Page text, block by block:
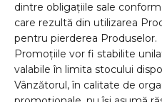
dintre obligațiile sale
care rezultă din utilizarea
pentru pierderea Produselor.
Promoțiile vor fi stabilite
valabile în limita stocului
Vânzătorul, în calitate de